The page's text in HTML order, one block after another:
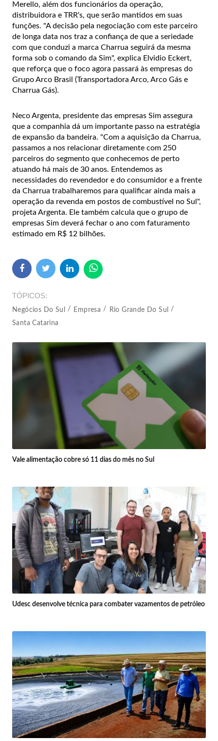
Merello, além dos funcionários da operação,
distribuidora e TRR's, que serão mantidos em suas
funções. "A decisão pela negociação com este parceiro
de longa data nos traz a confiança de que a seriedade
com que conduzi a marca Charrua seguirá da mesma
forma sob o comando da Sim", explica Elvidio Eckert,
que reforça que o foco agora passará às empresas do
Grupo Arco Brasil (Transportadora Arco, Arco Gás e
Charrua Gás).
Neco Argenta, presidente das empresas Sim assegura
que a companhia dá um importante passo na estratégia
de expansão da bandeira. "Com a aquisição da Charrua,
passamos a nos relacionar diretamente com 250
parceiros do segmento que conhecemos de perto
atuando há mais de 30 anos. Entendemos as
necessidades do revendedor e do consumidor e a frente
da Charrua trabalharemos para qualificar ainda mais a
operação da revenda em postos de combustível no Sul",
projeta Argenta. Ele também calcula que o grupo de
empresas Sim deverá fechar o ano com faturamento
estimado em R$ 12 bilhões.
TÓPICOS
Negócios Do Sul Empresa
Rio Grande Do Sul
Santa Catarina
Vale alimentação cobre só 11 dias do mês no Sul
Udesc desenvolve técnica para combater vazamentos de petróleo